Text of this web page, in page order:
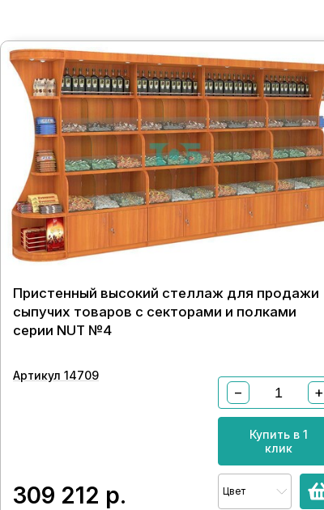
Пристенный высокий стеллаж для продажи
сыпучих товаров с секторами и полками
серии NUT №4
Артикул 14709
309 212 р.
− +
Купить в 1
клик
Цвет